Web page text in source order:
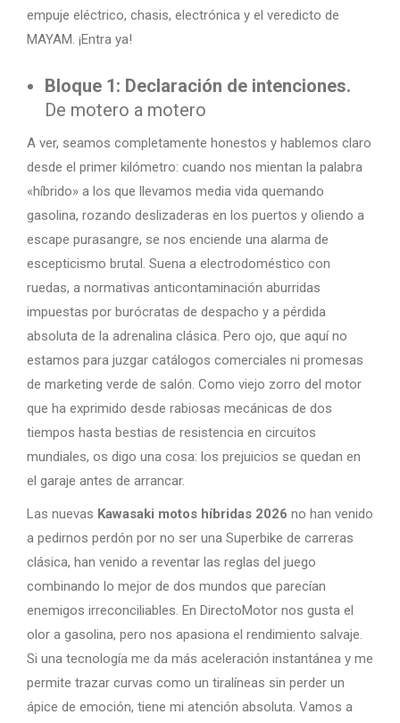
empuje eléctrico, chasis, electrónica y el veredicto de
MAYAM. ¡Entra ya!
Bloque 1: Declaración de intenciones.
De motero a motero
A ver, seamos completamente honestos y hablemos claro
desde el primer kilómetro: cuando nos mientan la palabra
«híbrido» a los que llevamos media vida quemando
gasolina, rozando deslizaderas en los puertos y oliendo a
escape purasangre, se nos enciende una alarma de
escepticismo brutal. Suena a electrodoméstico con
ruedas, a normativas anticontaminación aburridas
impuestas por burócratas de despacho y a pérdida
absoluta de la adrenalina clásica. Pero ojo, que aquí no
estamos para juzgar catálogos comerciales ni promesas
de marketing verde de salón. Como viejo zorro del motor
que ha exprimido desde rabiosas mecánicas de dos
tiempos hasta bestias de resistencia en circuitos
mundiales, os digo una cosa: los prejuicios se quedan en
el garaje antes de arrancar.
Las nuevas Kawasaki motos híbridas 2026 no han venido
a pedirnos perdón por no ser una Superbike de carreras
clásica, han venido a reventar las reglas del juego
combinando lo mejor de dos mundos que parecían
enemigos irreconciliables. En DirectoMotor nos gusta el
olor a gasolina, pero nos apasiona el rendimiento salvaje.
Si una tecnología me da más aceleración instantánea y me
permite trazar curvas como un tiralíneas sin perder un
ápice de emoción, tiene mi atención absoluta. Vamos a